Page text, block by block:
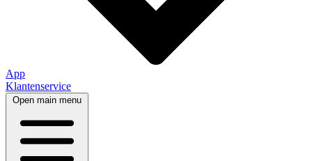
App
Klantenservice
Open main menu